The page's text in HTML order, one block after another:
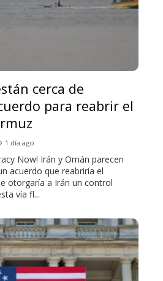
cerca de
para reabrir el
1 día ago
Now! Irán y Omán parecen
acuerdo que reabriría el
otorgaría a Irán un control
vía fl...